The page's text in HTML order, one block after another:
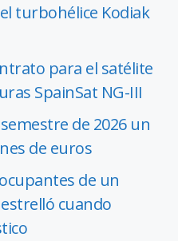
turbohélice Kodiak
para el satélite
SpainSat NG-III
de 2026 un
de euros
de un
cuando